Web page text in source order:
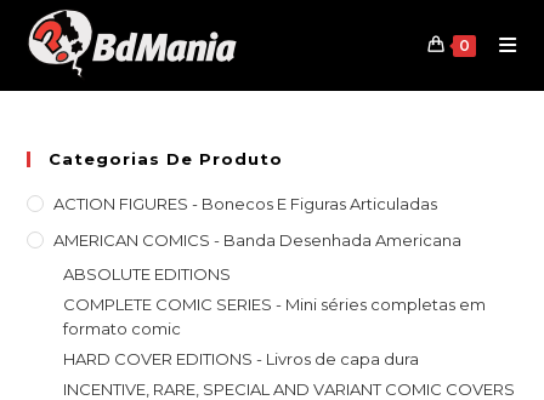
content
0
Categorias De Produto
ACTION FIGURES - Bonecos E Figuras Articuladas
AMERICAN COMICS - Banda Desenhada Americana
ABSOLUTE EDITIONS
COMPLETE COMIC SERIES - Mini séries completas em
formato comic
HARD COVER EDITIONS - Livros de capa dura
INCENTIVE, RARE, SPECIAL AND VARIANT COMIC COVERS